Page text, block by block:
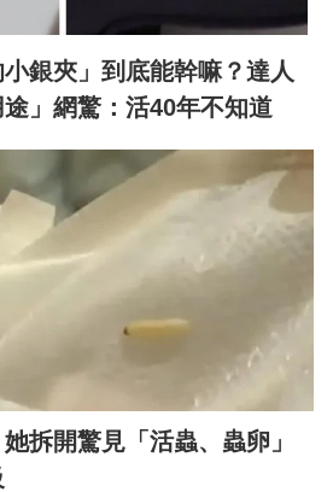
銀夾」到底能幹嘛？達人
」網驚：活40年不知道
拆開驚見「活蟲、蟲卵」